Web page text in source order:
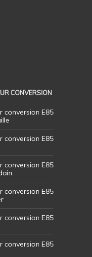
CONVERSION
E85
E85
E85
E85
E85
E85